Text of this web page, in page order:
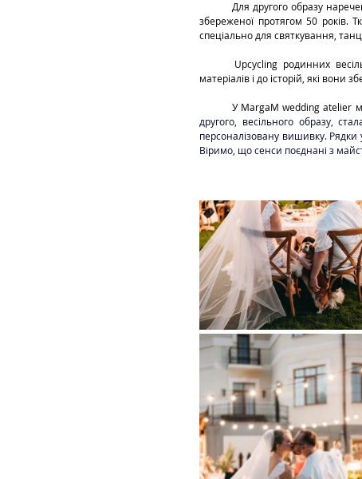
збереженої протягом 50 років.
спеціально для святкування,
матеріалів і до історій, які
У MargaM wedding atelier
другого, весільного образу,
персоналізовану вишивку.
Віримо, що сенси поєднані з